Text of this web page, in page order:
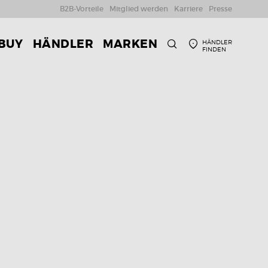
HÄNDLER
FINDEN
HÄNDLER MARKEN
B2B-Vorteile Mitglied werden Karriere Presse